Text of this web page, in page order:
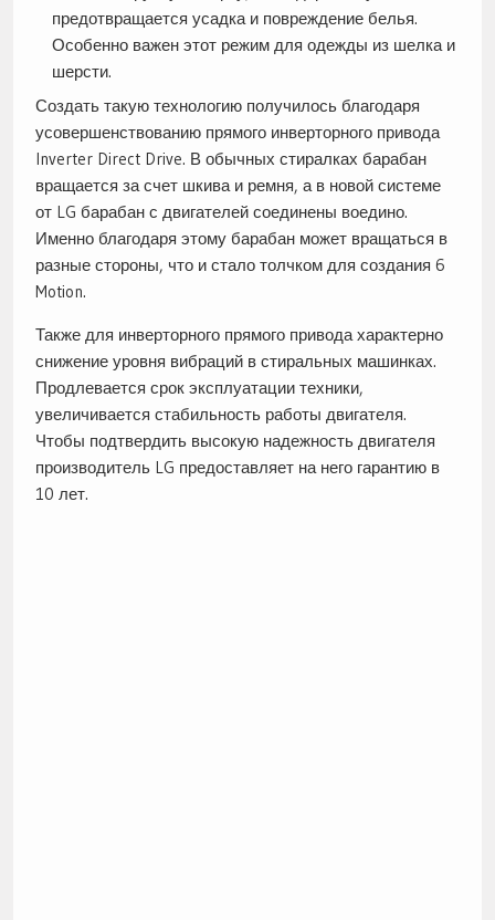
предотвращается усадка и повреждение белья.
Особенно важен этот режим для одежды из шелка и
шерсти.
Создать такую технологию получилось благодаря
усовершенствованию прямого инверторного привода
Inverter Direct Drive. В обычных стиралках барабан
вращается за счет шкива и ремня, а в новой системе
от LG барабан с двигателей соединены воедино.
Именно благодаря этому барабан может вращаться в
разные стороны, что и стало толчком для создания 6
Motion.
Также для инверторного прямого привода характерно
снижение уровня вибраций в стиральных машинках.
Продлевается срок эксплуатации техники,
увеличивается стабильность работы двигателя.
Чтобы подтвердить высокую надежность двигателя
производитель LG предоставляет на него гарантию в
10 лет.